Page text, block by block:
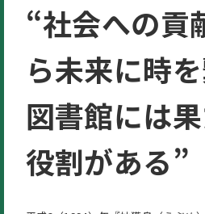
“社会への貢
ら未来に時を
図書館には
役割がある”